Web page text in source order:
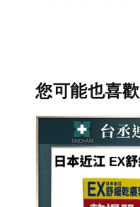
您可能也喜歡